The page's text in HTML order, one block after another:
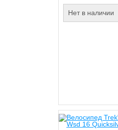
Нет в наличии